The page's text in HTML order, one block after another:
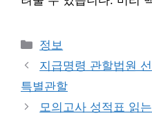
카
테
리
정보
지급명령 관할법원
특별관할
모의고사 성적표 읽